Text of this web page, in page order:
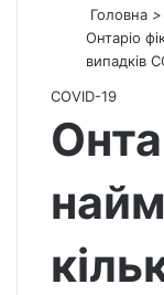
Головна >
Онтаріо
випадків
СOVID-19